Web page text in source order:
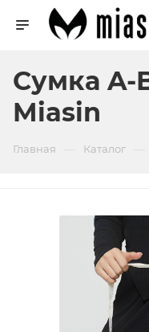
Сумка A-
Miasin
Главная Каталог